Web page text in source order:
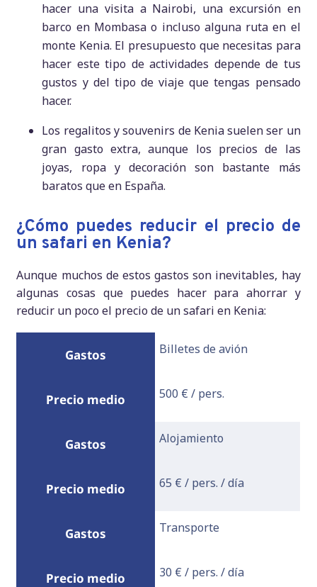
hacer una visita a Nairobi, una excursión en
barco en Mombasa o incluso alguna ruta en el
monte Kenia. El presupuesto que necesitas para
hacer este tipo de actividades depende de tus
gustos y del tipo de viaje que tengas pensado
hacer.
Los regalitos y souvenirs de Kenia suelen ser un
gran gasto extra, aunque los precios de las
joyas, ropa y decoración son bastante más
baratos que en España.
¿Cómo puedes reducir el precio de
un safari en Kenia?
Aunque muchos de estos gastos son inevitables, hay
algunas cosas que puedes hacer para ahorrar y
reducir un poco el precio de un safari en Kenia:
Billetes de avión
500 € / pers.
Alojamiento
65 € / pers. / día
Transporte
30 € / pers. / día